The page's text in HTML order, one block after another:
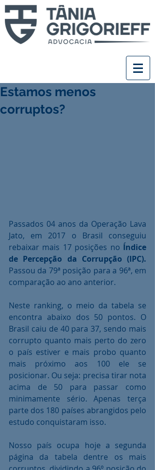
Estamos menos
corruptos?
Passados 04 anos da Operação Lava
Jato, em 2017 o Brasil conseguiu
rebaixar mais 17 posições no Índice
de Percepção da Corrupção (IPC).
Passou da 79ª posição para a 96ª, em
comparação ao ano anterior.
Neste ranking, o meio da tabela se
encontra abaixo dos 50 pontos. O
Brasil caiu de 40 para 37, sendo mais
corrupto quanto mais perto do zero
o país estiver e mais probo quanto
mais próximo aos 100 ele se
posicionar. Ou seja: precisa tirar nota
acima de 50 para passar como
minimamente sério. Apenas terça
parte dos 180 países abrangidos pelo
estudo conquistaram isso.
Nosso país ocupa hoje a segunda
página da tabela dentre os mais